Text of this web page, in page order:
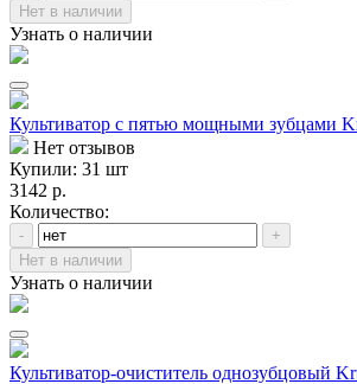
Нет в наличии
Узнать о наличии
Культиватор с пятью мощными зубцами
Нет отзывов
Купили: 31 шт
3142 р.
Количество:
-
+
Нет в наличии
Узнать о наличии
Культиватор-очиститель однозубцовый